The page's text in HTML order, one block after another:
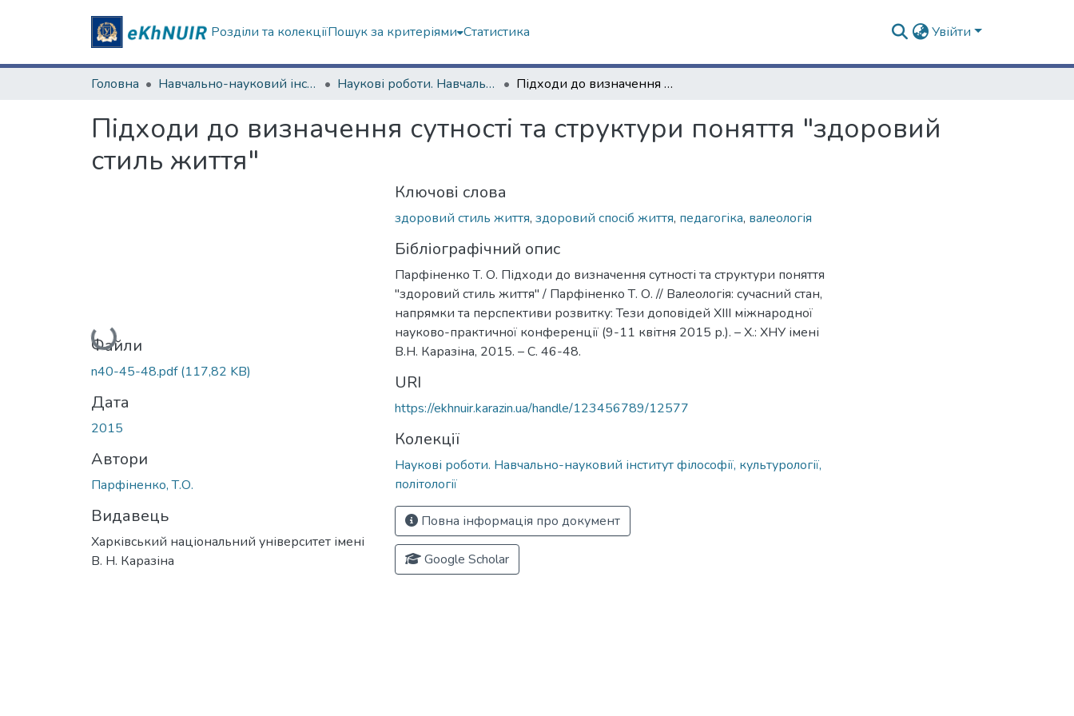
Розділи та колекціїПошук за критеріями Статистика Увійти
Головна Навчально-науковий інститут філософії, культурології, політології Наукові роботи. Навчально-науковий інститут філософії, культурології, політології Підходи до визначення сутності та структури поняття "здоровий стиль життя"
Підходи до визначення сутності та структури поняття "здоровий
стиль життя"
Вантажиться...
Файли
n40-45-48.pdf(117,82 KB)
Дата
2015
Автори
Парфіненко, Т.О.
Видавець
Харківський національний університет імені
В. Н. Каразіна
Ключові слова
здоровий стиль життя, здоровий спосіб життя, педагогіка, валеологія
Бібліографічний опис
Парфіненко Т. О. Підходи до визначення сутності та структури поняття
"здоровий стиль життя" / Парфіненко Т. О. // Валеологія: сучасний стан,
напрямки та перспективи розвитку: Тези доповідей XIІI міжнародної
науково-практичної конференції (9-11 квітня 2015 р.). – Х.: ХНУ імені
В.Н. Каразіна, 2015. – С. 46-48.
URI
https://ekhnuir.karazin.ua/handle/123456789/12577
Колекції
Наукові роботи. Навчально-науковий інститут філософії, культурології,
політології
Повна інформація про документ
Google Scholar